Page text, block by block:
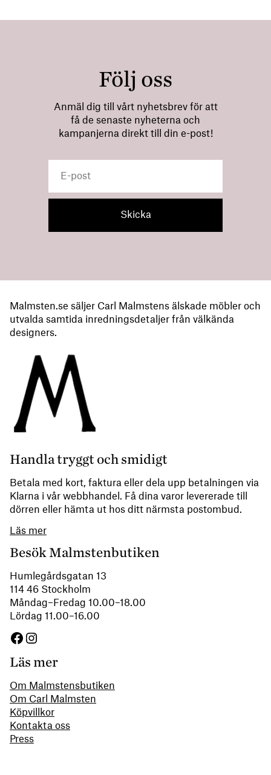
Följ oss
Anmäl dig till vårt nyhetsbrev för att
få de senaste nyheterna och
kampanjerna direkt till din e-post!
Malmsten.se säljer Carl Malmstens älskade möbler och
utvalda samtida inredningsdetaljer från välkända
designers.
Handla tryggt och smidigt
Betala med kort, faktura eller dela upp betalningen via
Klarna i vår webbhandel. Få dina varor levererade till
dörren eller hämta ut hos ditt närmsta postombud.
Läs mer
Besök Malmstenbutiken
Humlegårdsgatan 13
114 46 Stockholm
Måndag–Fredag 10.00–18.00
Lördag 11.00–16.00
Facebook
Instagram
Läs mer
Om Malmstensbutiken
Om Carl Malmsten
Köpvillkor
Kontakta oss
Press